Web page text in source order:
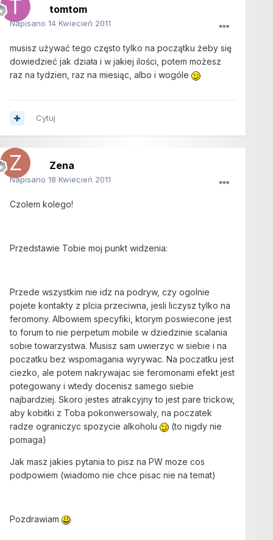
tomtom
Napisano 14 Kwiecień 2011
musisz używać tego często tylko na początku żeby się
dowiedzieć jak działa i w jakiej ilości, potem możesz
raz na tydzien, raz na miesiąc, albo i wogóle
Cytuj
Zena
Napisano 18 Kwiecień 2011
Czolem kolego!
Przedstawie Tobie moj punkt widzenia:
Przede wszystkim nie idz na podryw, czy ogolnie
pojete kontakty z plcia przeciwna, jesli liczysz tylko na
feromony. Albowiem specyfiki, ktorym poswiecone jest
to forum to nie perpetum mobile w dziedzinie scalania
sobie towarzystwa. Musisz sam uwierzyc w siebie i na
poczatku bez wspomagania wyrywac. Na poczatku jest
ciezko, ale potem nakrywajac sie feromonami efekt jest
potegowany i wtedy docenisz samego siebie
najbardziej. Skoro jestes atrakcyjny to jest pare trickow,
aby kobitki z Toba pokonwersowaly, na poczatek
radze ograniczyc spozycie alkoholu
(to nigdy nie
pomaga)
Jak masz jakies pytania to pisz na PW moze cos
podpowiem (wiadomo nie chce pisac nie na temat)
Pozdrawiam